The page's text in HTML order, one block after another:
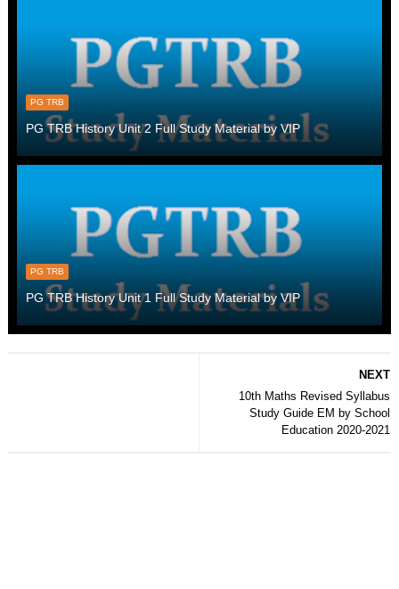
PG TRB
PG TRB History Unit 2 Full Study Material by VIP
PG TRB
PG TRB History Unit 1 Full Study Material by VIP
NEXT
10th Maths Revised Syllabus
Study Guide EM by School
Education 2020-2021